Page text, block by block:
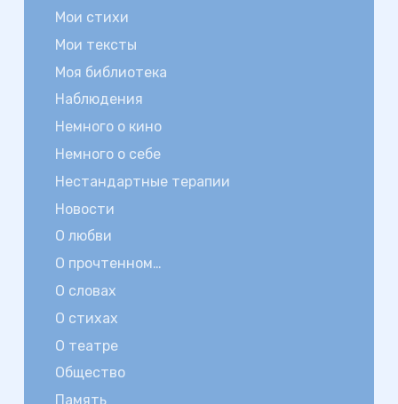
Мои стихи
Мои тексты
Моя библиотека
Наблюдения
Немного о кино
Немного о себе
Нестандартные терапии
Новости
О любви
О прочтенном…
О словах
О стихах
О театре
Общество
Память